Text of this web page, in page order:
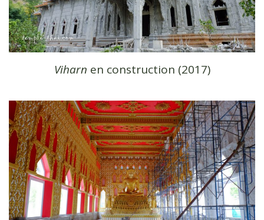
Viharn en construction (2017)